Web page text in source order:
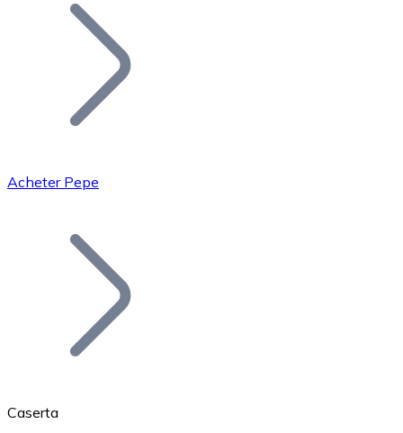
Ajoutez le token de votre projet à notre service
Bitcoin
Acheter Pepe
Caserta